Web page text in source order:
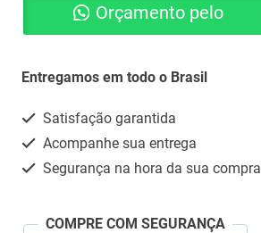
(LEVOTIROXINA)
Orçamento pelo
Entregamos em todo o Brasil
Satisfação garantida
Acompanhe sua entrega
Segurança na hora da sua compra
COMPRE COM SEGURANÇA